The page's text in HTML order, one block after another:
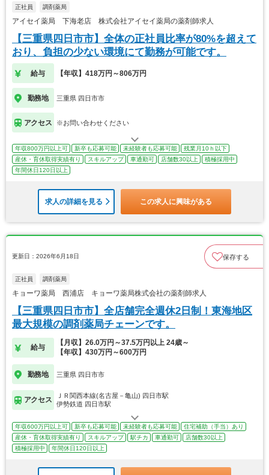
正社員 調剤薬局
アイセイ薬局 下海老店 株式会社アイセイ薬局の薬剤師求人
【三重県四日市市】全体の正社員比率が80%を超えて
おり、負担の少ない環境にて勤務が可能です。
給与 【年収】418万円～806万円
勤務地 三重県 四日市市
アクセス ※お問い合わせください
年収800万円以上可 新卒も応募可能 未経験者も応募可能
残業月10ｈ以下
産休・育休取得実績有り
スキルアップ 車通勤可 店舗数30以上
積極採用中
年間休日120日以上
求人の詳細を見る この求人に興味がある
更新日：2026年6月18日 保存する
正社員 調剤薬局
キョーワ薬局 西浦店 キョーワ薬局株式会社の薬剤師求人
【三重県四日市市】全店舗完全週休2日制！東海地区
最大規模の調剤薬局チェーンです。
給与
【月収】26.0万円～37.5万円以上 24歳～
【年収】430万円～600万円
勤務地 三重県 四日市市
アクセス
ＪＲ関西本線(名古屋－亀山) 四日市駅
伊勢鉄道 四日市駅
年収600万円以上可 新卒も応募可能 未経験者も応募可能
住宅補助（手当）あり
産休・育休取得実績有り
スキルアップ 駅チカ 車通勤可
店舗数30以上
積極採用中
年間休日120日以上